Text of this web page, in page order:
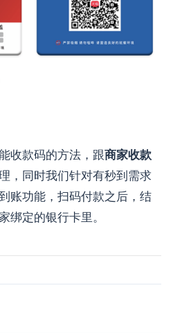
收款码的方法，跟商家收款
，同时我们针对有秒到需求
账功能，扫码付款之后，结
绑定的银行卡里。